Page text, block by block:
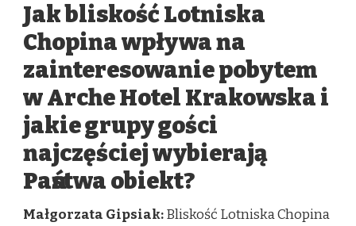
Jak bliskość Lotniska
Chopina wpływa na
zainteresowanie pobytem
w Arche Hotel Krakowska i
jakie grupy gości
najczęściej wybierają
Państwa obiekt?
Małgorzata Gipsiak:Bliskość Lotniska Chopina